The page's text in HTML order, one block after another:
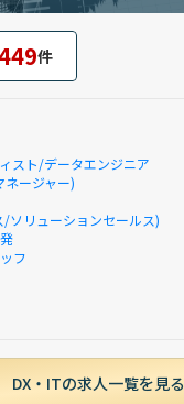
件
スト/データエンジニア
ージャー)
ソリューションセールス)
フ
DX・ITの求人一覧を見る